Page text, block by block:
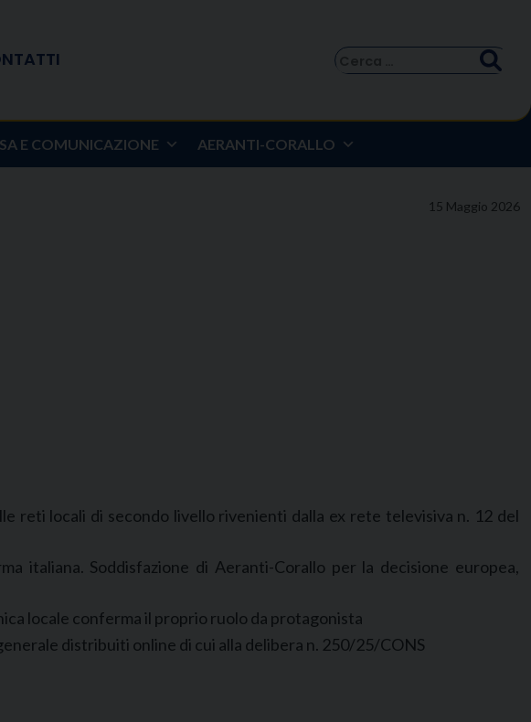
Ricerca
E COMUNICAZIONE AERANTI-CORALLO
15 Maggio 2026
reti locali di secondo livello rivenienti dalla ex rete televisiva n. 12 del
italiana. Soddisfazione di Aeranti-Corallo per la decisione europea,
locale conferma il proprio ruolo da protagonista
distribuiti online di cui alla delibera n. 250/25/CONS